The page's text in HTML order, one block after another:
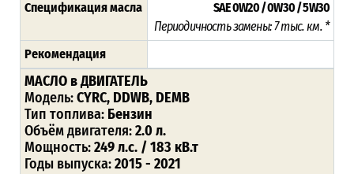
Спецификация масла
SAE 0W20 / 0W30 / 5W30
Периодичность замены: 7 тыс. км. *
Рекомендация
МАСЛО в ДВИГАТЕЛЬ
Модель:CYRC, DDWB, DEMB
Тип топлива: Бензин
Объём двигателя:2.0 л.
Мощность:249 л.с. / 183 кВ.т
Годы выпуска:2015 - 2021